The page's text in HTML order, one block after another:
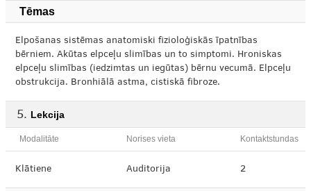
Tēmas
Elpošanas sistēmas anatomiski fizioloģiskās īpatnības
bērniem. Akūtas elpceļu slimības un to simptomi. Hroniskas
elpceļu slimības (iedzimtas un iegūtas) bērnu vecumā. Elpceļu
obstrukcija. Bronhiālā astma, cistiskā fibroze.
Lekcija
Modalitāte Norises vieta Kontaktstundas
Klātiene Auditorija 2